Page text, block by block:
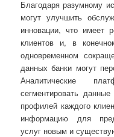
Благодаря разумному
могут улучшить
инновации, что имеет
клиентов и, в
одновременном
данных банки могут
Аналитические
сегментировать
профилей каждого
информацию для
услуг новым и